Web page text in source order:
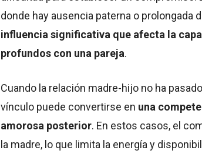
donde hay ausencia paterna o prolongada
influencia significativa que afecta la
profundos con una pareja.
Cuando la relación madre-hijo no ha
vínculo puede convertirse en una
amorosa posterior. En estos casos, el
la madre, lo que limita la energía y